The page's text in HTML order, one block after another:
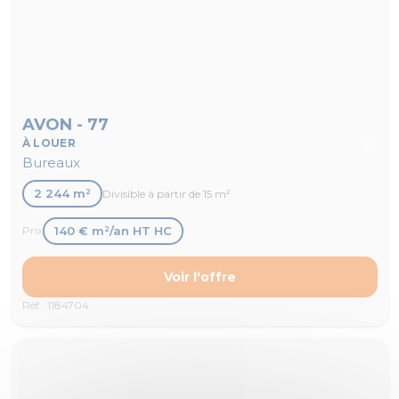
AVON - 77
À LOUER
Bureaux
2 244 m² Divisible à partir de 15 m²
Prix 140 € m²/an HT HC
Réf : 1184704
Voir l'offre